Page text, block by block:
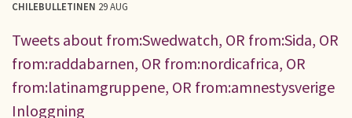
CHILEBULLETINEN 29 AUG
Tweets about from:Swedwatch, OR from:Sida, OR
from:raddabarnen, OR from:nordicafrica, OR
from:latinamgruppene, OR from:amnestysverige
Inloggning